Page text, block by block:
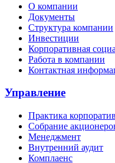
О компании
Документы
Структура компании
Инвестиции
Корпоративная
Работа в компании
Контактная
Управление
Практика
Собрание
Менеджмент
Внутренний аудит
Комплаенс